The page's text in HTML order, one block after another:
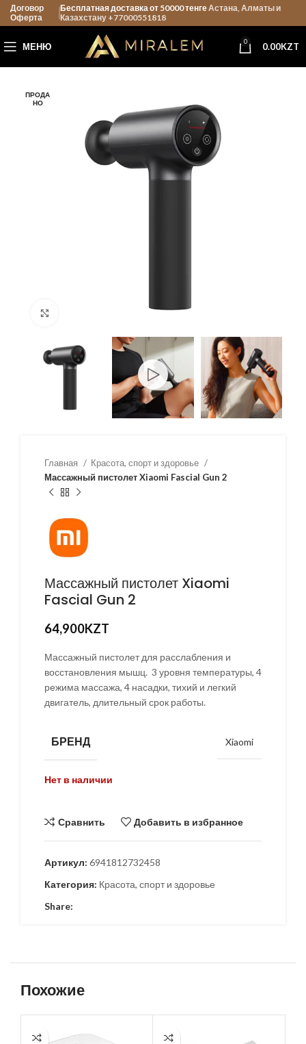
Договор
Оферта
Бесплатная доставка от 50000 тенгеАстана, Алматы и
Казахстану +77000551818
МЕНЮ 0 0.00KZT
ПРОДА
НО
Нажмите, чтобы увеличить
Главная
Красота, спорт и здоровье
Массажный пистолет Xiaomi Fascial Gun 2
Массажный пистолет Xiaomi
Fascial Gun 2
64,900KZT
Массажный пистолет для расслабления и
восстановления мышц. 3 уровня температуры, 4
режима массажа, 4 насадки, тихий и легкий
двигатель, длительный срок работы.
БРЕНД Xiaomi
Нет в наличии
Сравнить Добавить в избранное
Артикул: 6941812732458
Категория: Красота, спорт и здоровье
Share:
Похожие